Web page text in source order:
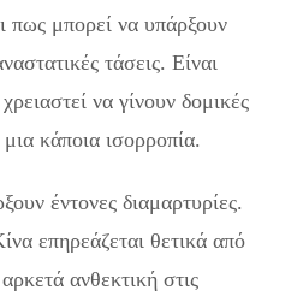
πως μπορεί να υπάρξουν
τάσεις. Είναι
να γίνουν δομικές
κάποια ισορροπία.
έντονες διαμαρτυρίες.
επηρεάζεται θετικά από
ανθεκτική στις